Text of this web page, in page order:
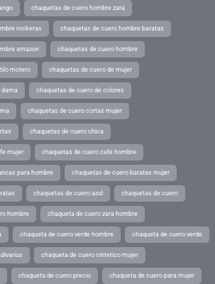
chaquetas de cuero hombre zara
rockeras chaquetas de cuero hombre baratas
amazon chaquetas de cuero hombre
motero chaquetas de cuero de mujer
dama chaquetas de cuero de colores
chaquetas de cuero cortas mujer
chaquetas de cuero chica
mujer chaquetas de cuero cafe hombre
para hombre chaquetas de cuero baratas mujer
chaquetas de cuero azul chaquetas de cuero
hombre chaqueta de cuero zara hombre
chaqueta de cuero verde hombre chaqueta de cuero verde
chaqueta de cuero sintetico mujer
chaqueta de cuero precio chaqueta de cuero para mujer